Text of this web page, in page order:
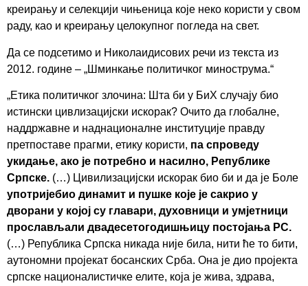
креирању и селекцији чињеница које неко користи у свом
раду, као и креирању целокупног погледа на свет.
Да се подсетимо и Николаидисових речи из текста из
2012. године – „Шминкање политичког минострума.“
„Етика политичког злочина: Шта би у БиХ случају био
истински цивлизацијски искорак? Очито да глобалне,
наддржавне и наднационалне институције правду
претпоставе прагми, етику користи, па спроведу
укидање, ако је потребно и насилно, Републике
Српске. (…) Цивилизацијски искорак био би и да је Боле
употријебио динамит и пушке које је сакрио у
дворани у којој су главари, духовници и умјетници
прослављали двадесетогодишњицу постојања РС.
(…) Република Српска никада није била, нити ће то бити,
аутономни пројекат босанских Срба. Она је дио пројекта
српске националистичке елите, која је жива, здрава,